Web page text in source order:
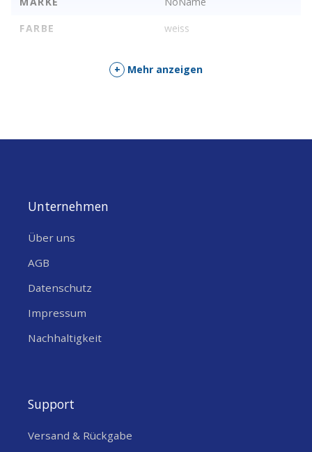
FARBE
weiss
+ Mehr anzeigen
Unternehmen
Über uns
AGB
Datenschutz
Impressum
Nachhaltigkeit
Support
Versand & Rückgabe